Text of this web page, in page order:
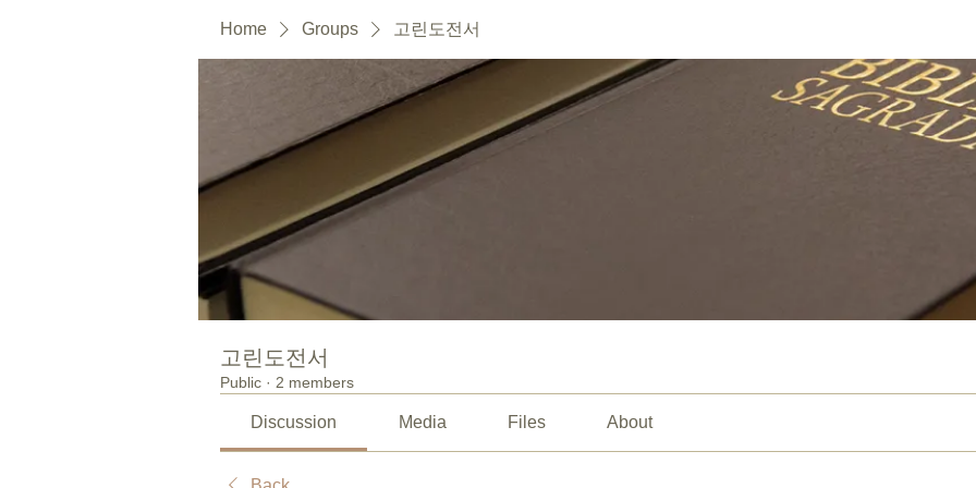
Home Groups 고린도전서
고린도전서
Public · 2 members
Discussion Media Files About